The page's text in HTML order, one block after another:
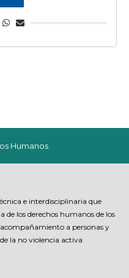
Humanos
e interdisciplinaria que
de los derechos humanos de los
a personas y
la no violencia activa